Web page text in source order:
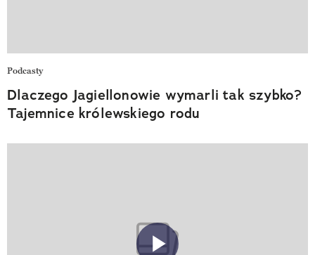
Podcasty
Dlaczego Jagiellonowie wymarli tak szybko?
Tajemnice królewskiego rodu